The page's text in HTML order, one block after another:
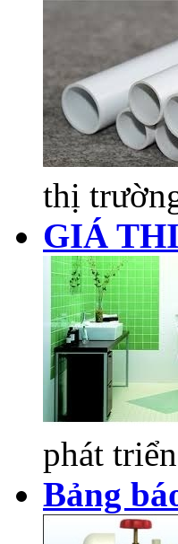
thị
GIÁ
phát
Bảng